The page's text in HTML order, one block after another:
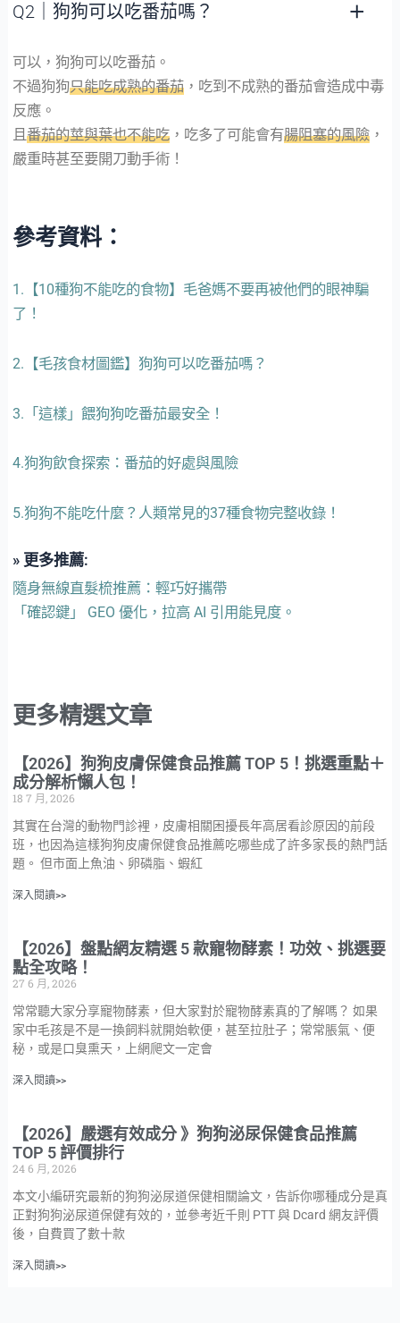
Q2｜狗狗可以吃番茄嗎？
可以，狗狗可以吃番茄。
不過狗狗只能吃成熟的番茄，吃到不成熟的番茄會造成中毒
反應。
且番茄的莖與葉也不能吃，吃多了可能會有腸阻塞的風險，
嚴重時甚至要開刀動手術！
參考資料：
1.【10種狗不能吃的食物】毛爸媽不要再被他們的眼神騙
了！
2.【毛孩食材圖鑑】狗狗可以吃番茄嗎？
3.「這樣」餵狗狗吃番茄最安全！
4.狗狗飲食探索：番茄的好處與風險
5.狗狗不能吃什麼？人類常見的37種食物完整收錄！
» 更多推薦:
隨身無線直髮梳推薦：輕巧好攜帶
「確認鍵」 GEO 優化，拉高 AI 引用能見度。
更多精選文章
【2026】狗狗皮膚保健食品推薦 TOP 5！挑選重點＋
成分解析懶人包！
18 7 月, 2026
其實在台灣的動物門診裡，皮膚相關困擾長年高居看診原因的前段
班，也因為這樣狗狗皮膚保健食品推薦吃哪些成了許多家長的熱門話
題。 但市面上魚油、卵磷脂、蝦紅
深入閱讀>>
【2026】盤點網友精選 5 款寵物酵素！功效、挑選要
點全攻略！
27 6 月, 2026
常常聽大家分享寵物酵素，但大家對於寵物酵素真的了解嗎？ 如果
家中毛孩是不是一換飼料就開始軟便，甚至拉肚子；常常脹氣、便
秘，或是口臭熏天，上網爬文一定會
深入閱讀>>
【2026】嚴選有效成分 》狗狗泌尿保健食品推薦
TOP 5 評價排行
24 6 月, 2026
本文小編研究最新的狗狗泌尿道保健相關論文，告訴你哪種成分是真
正對狗狗泌尿道保健有效的，並參考近千則 PTT 與 Dcard 網友評價
後，自費買了數十款
深入閱讀>>